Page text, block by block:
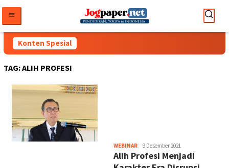
konten
Konten Spesial
TAG:ALIH PROFESI
WEBINARHeri
Purwata
9 Desember 2021
Alih Profesi Menjadi